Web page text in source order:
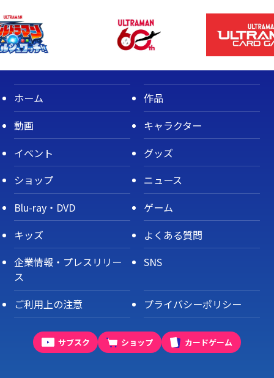
ホーム
作品
動画
キャラクター
イベント
グッズ
ショップ
ニュース
Blu-ray・DVD
ゲーム
キッズ
よくある質問
企業情報・プレスリリー
ス
SNS
ご利用上の注意 プライバシーポリシー
サブスク ショップ カードゲーム